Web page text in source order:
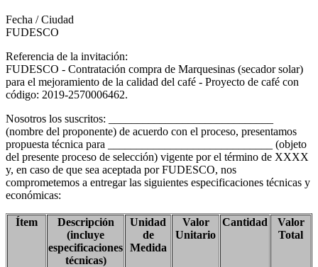
Fecha / Ciudad
FUDESCO
Referencia de la invitación:
FUDESCO - Contratación compra de Marquesinas (secador solar)
para el mejoramiento de la calidad del café - Proyecto de café con
código: 2019-2570006462.
Nosotros los suscritos: _____________________________
(nombre del proponente) de acuerdo con el proceso, presentamos
propuesta técnica para _____________________________ (objeto
del presente proceso de selección) vigente por el término de XXXX
y, en caso de que sea aceptada por FUDESCO, nos
comprometemos a entregar las siguientes especificaciones técnicas y
económicas:
Ítem
Descripción
(incluye
especificaciones
técnicas)
Unidad
de
Medida
Valor
Unitario
Cantidad
Valor
Total